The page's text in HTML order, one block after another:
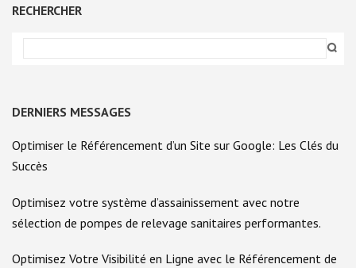
RECHERCHER
DERNIERS MESSAGES
Optimiser le Référencement d’un Site sur Google: Les Clés du
Succès
Optimisez votre système d’assainissement avec notre
sélection de pompes de relevage sanitaires performantes.
Optimisez Votre Visibilité en Ligne avec le Référencement de